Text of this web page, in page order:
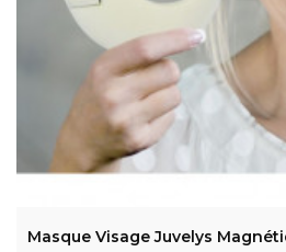
Masque Visage Juvelys